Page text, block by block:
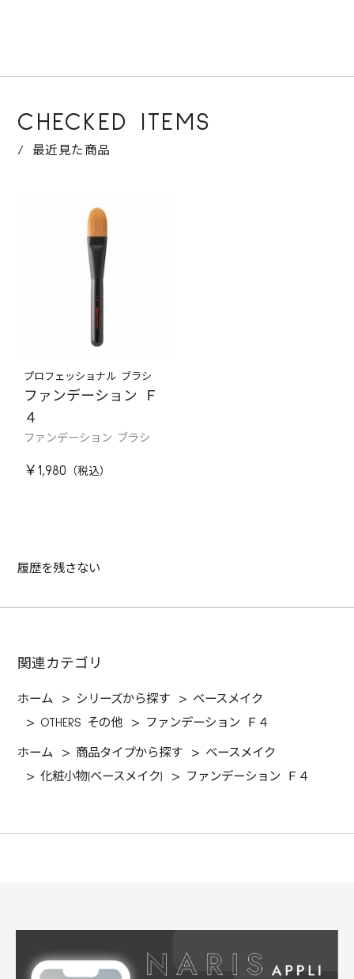
CHECKED ITEMS
最近見た商品
プロフェッショナル ブラシ
ファンデーション Ｆ
４
ファンデーション ブラシ
￥1,980
履歴を残さない
関連カテゴリ
ホーム > シリーズから探す > ベースメイク
> OTHERS その他 > ファンデーション Ｆ４
ホーム > 商品タイプから探す > ベースメイク
>化粧小物(ベースメイク) > ファンデーション Ｆ４